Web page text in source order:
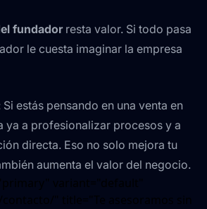
fundadorresta valor. Si todo pasa
le cuesta imaginar la empresa
Si estás pensando en una venta en
ya a profesionalizar procesos y a
directa. Eso no solo mejora tu
aumenta el valor del negocio.